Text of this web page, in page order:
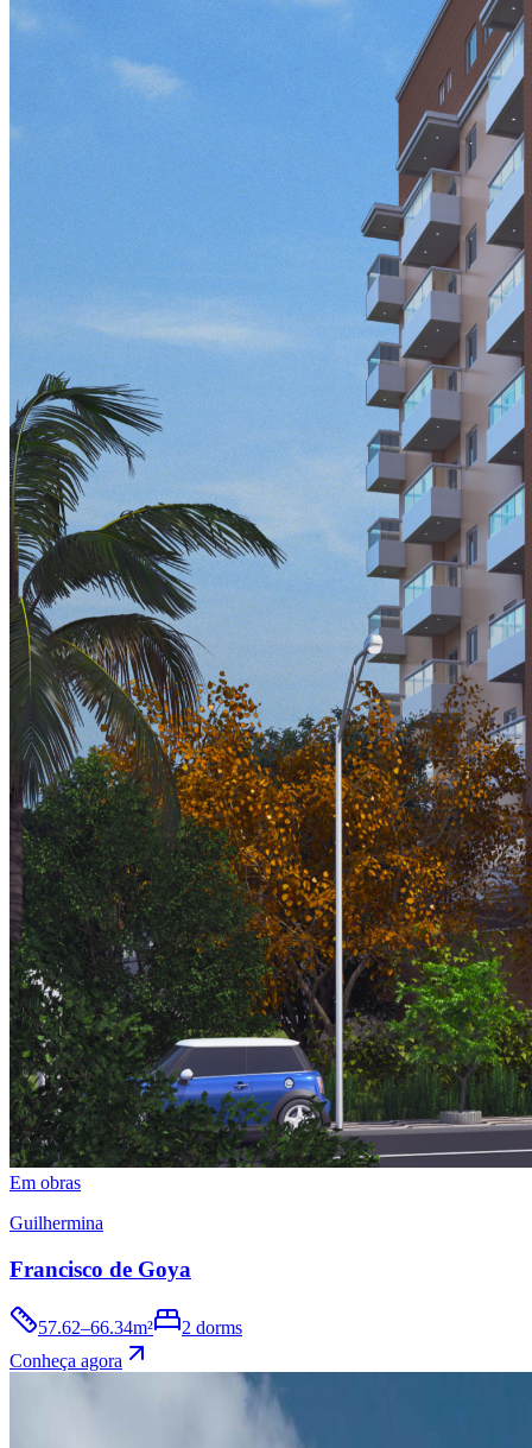
Em obras
Guilhermina
Francisco de Goya
57.62–66.34m²
2 dorms
Conheça agora